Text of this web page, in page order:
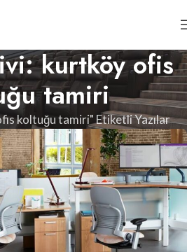
kurtköy ofis
tamiri
koltuğu tamiri" Etiketli Yazılar